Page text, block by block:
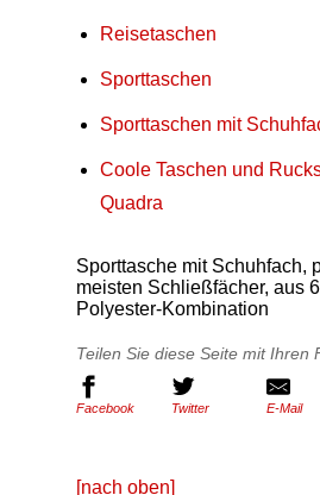
Reisetaschen
Sporttaschen
Sporttaschen mit
Coole Taschen und
Quadra
Sporttasche mit Schuhfach,
meisten Schließfächer, aus
Polyester-Kombination
Teilen Sie diese Seite mit Ihren
Facebook Twitter E-Mail
[nach oben]